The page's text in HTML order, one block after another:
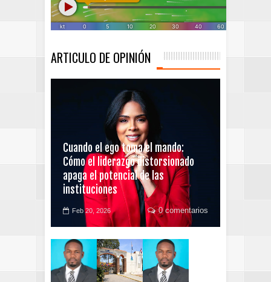
ARTICULO DE OPINIÓN
Cuando el ego toma el mando:
Cómo el liderazgo distorsionado
apaga el potencial de las
instituciones
Feb 20, 2026 0 comentarios